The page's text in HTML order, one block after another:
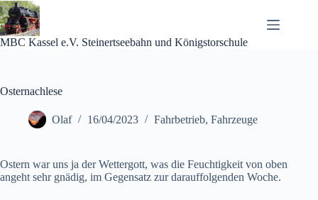
Zum
Inhalt
springen
MBC Kassel e.V. Steinertseebahn und Königstorschule
Osternachlese
Olaf 16/04/2023 Fahrbetrieb, Fahrzeuge
Ostern war uns ja der Wettergott, was die Feuchtigkeit von oben
angeht sehr gnädig, im Gegensatz zur darauffolgenden Woche.